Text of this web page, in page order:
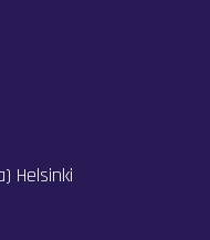
Helsinki